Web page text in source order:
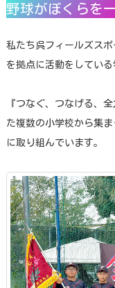
野球がぼくらを
私たち呉フィールズス
を拠点に活動をしている
『つなぐ、つなげる、
た複数の小学校から集
に取り組んでいます。